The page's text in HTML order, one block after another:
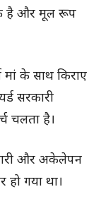
है और मूल रूप
के साथ किराए
सरकारी
चलता है।
और अकेलेपन
गया था।